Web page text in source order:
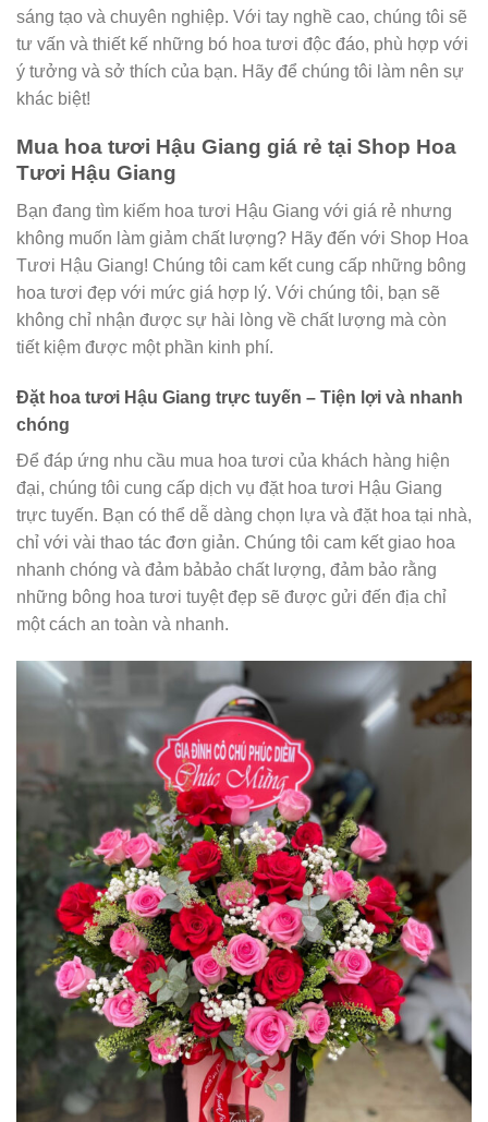
sáng tạo và chuyên nghiệp. Với tay nghề cao, chúng tôi sẽ
tư vấn và thiết kế những bó hoa tươi độc đáo, phù hợp với
ý tưởng và sở thích của bạn. Hãy để chúng tôi làm nên sự
khác biệt!
Mua hoa tươi Hậu Giang giá rẻ tại Shop Hoa
Tươi Hậu Giang
Bạn đang tìm kiếm hoa tươi Hậu Giang với giá rẻ nhưng
không muốn làm giảm chất lượng? Hãy đến với Shop Hoa
Tươi Hậu Giang! Chúng tôi cam kết cung cấp những bông
hoa tươi đẹp với mức giá hợp lý. Với chúng tôi, bạn sẽ
không chỉ nhận được sự hài lòng về chất lượng mà còn
tiết kiệm được một phần kinh phí.
Đặt hoa tươi Hậu Giang trực tuyến – Tiện lợi và nhanh
chóng
Để đáp ứng nhu cầu mua hoa tươi của khách hàng hiện
đại, chúng tôi cung cấp dịch vụ đặt hoa tươi Hậu Giang
trực tuyến. Bạn có thể dễ dàng chọn lựa và đặt hoa tại nhà,
chỉ với vài thao tác đơn giản. Chúng tôi cam kết giao hoa
nhanh chóng và đảm bảbảo chất lượng, đảm bảo rằng
những bông hoa tươi tuyệt đẹp sẽ được gửi đến địa chỉ
một cách an toàn và nhanh.